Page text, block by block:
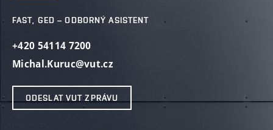
FAST, GED – ODBORNÝ ASISTENT
+420 54114 7200
Michal.Kuruc@vut.cz
ODESLAT VUT ZPRÁVU